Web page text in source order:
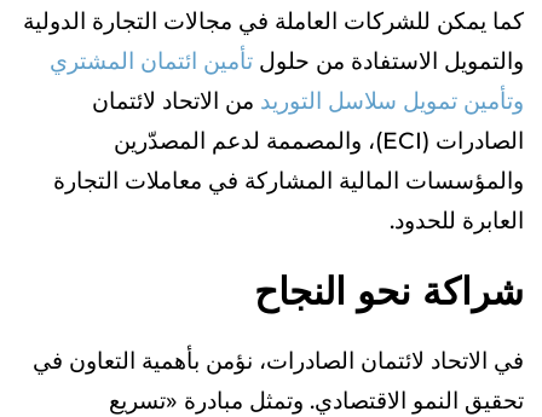
كما يمكن للشركات العاملة في مجالات التجارة الدولية
والتمويل الاستفادة من حلول تأمين ائتمان المشتري
وتأمين تمويل سلاسل التوريد من الاتحاد لائتمان
الصادرات (ECI)، والمصممة لدعم المصدّرين
والمؤسسات المالية المشاركة في معاملات التجارة
العابرة للحدود.
شراكة نحو النجاح
في الاتحاد لائتمان الصادرات، نؤمن بأهمية التعاون في
تحقيق النمو الاقتصادي. وتمثل مبادرة «تسريع